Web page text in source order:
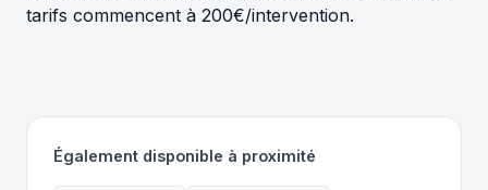
tarifs commencent à 200€/intervention.
Également disponible à proximité